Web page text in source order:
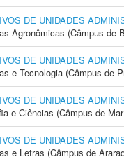
DE UNIDADES
Agronômicas (Câmpus de
DE UNIDADES
e Tecnologia (Câmpus de
DE UNIDADES
e Ciências (Câmpus de
DE UNIDADES
e Letras (Câmpus de